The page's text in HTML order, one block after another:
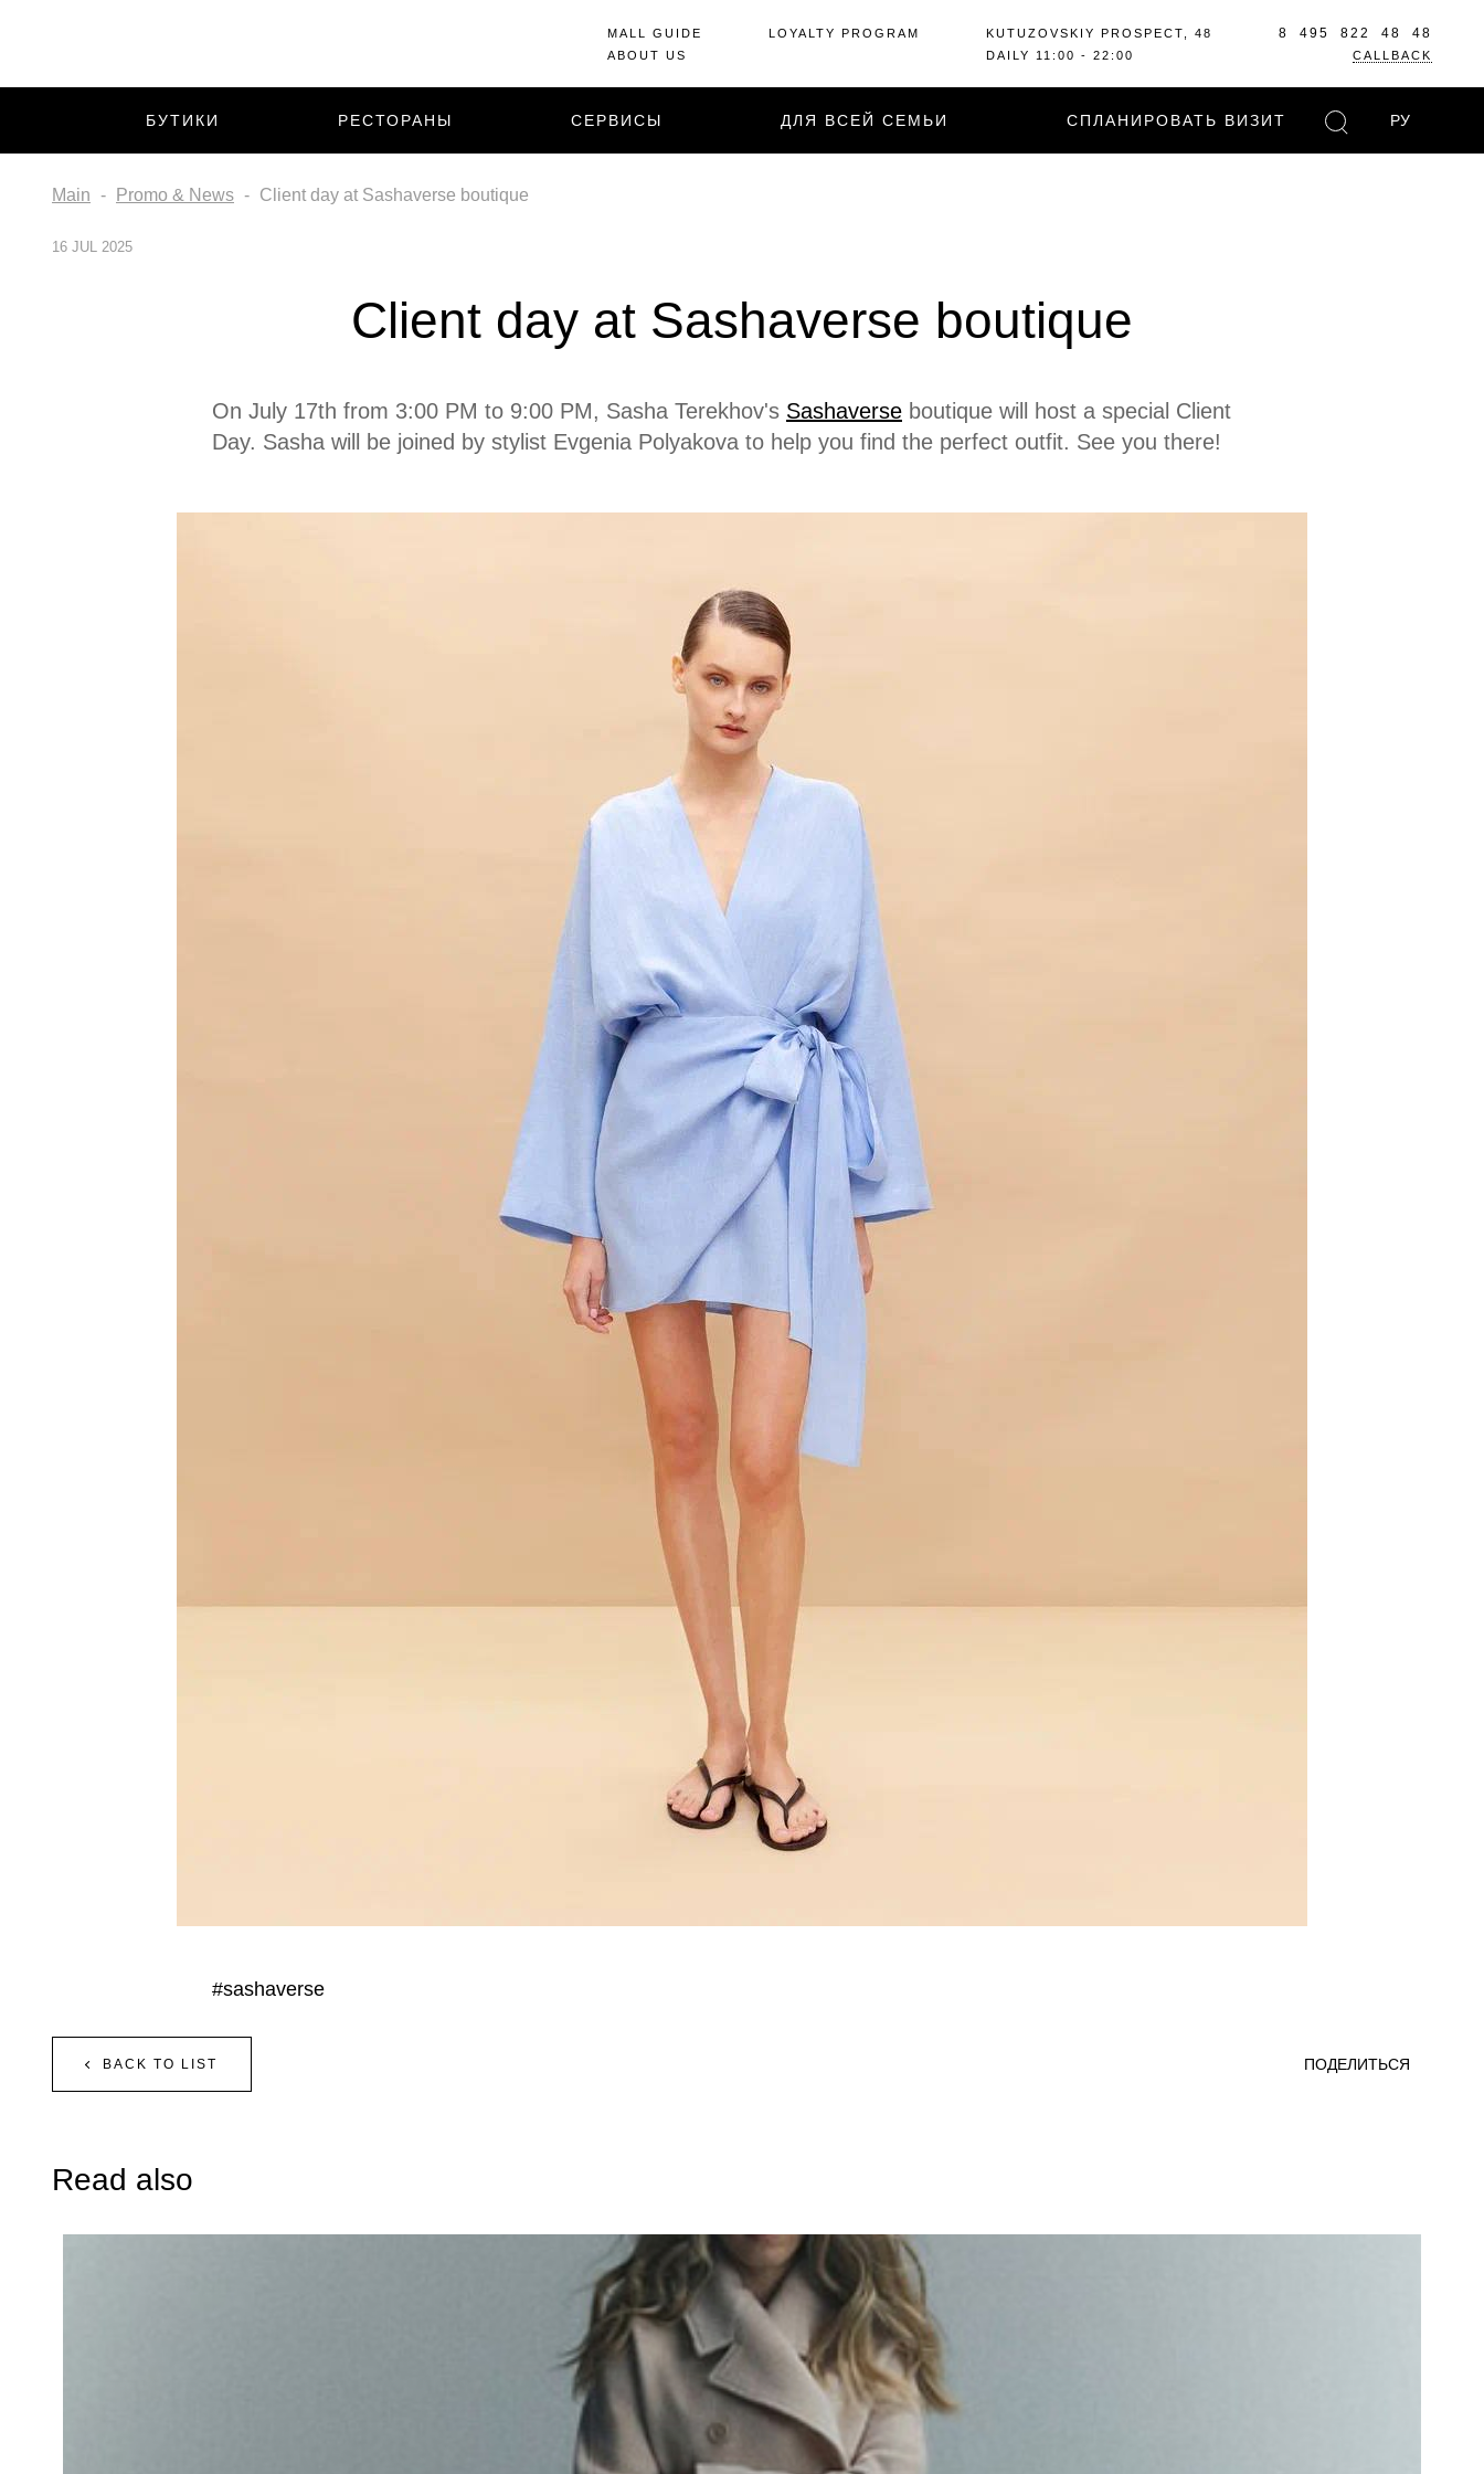
MALL GUIDE
ABOUT US
LOYALTY PROGRAM
KUTUZOVSKIY PROSPECT, 48
DAILY 11:00 - 22:00
8 495 822 48 48
CALLBACK
БУТИКИ РЕСТОРАНЫ СЕРВИСЫ ДЛЯ ВСЕЙ СЕМЬИ СПЛАНИРОВАТЬ ВИЗИТ РУ
Main Promo & News Client day at Sashaverse boutique
16 JUL 2025
Client day at Sashaverse boutique
On July 17th from 3:00 PM to 9:00 PM, Sasha Terekhov's Sashaverse boutique will host a special Client
Day. Sasha will be joined by stylist Evgenia Polyakova to help you find the perfect outfit. See you there!
#sashaverse
BACK TO LIST ПОДЕЛИТЬСЯ
Read also